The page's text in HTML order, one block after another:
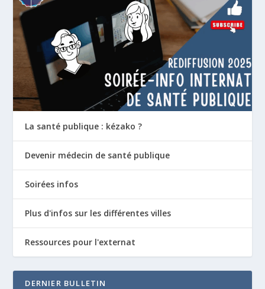
La santé publique : kézako ?
Devenir médecin de santé publique
Soirées infos
Plus d'infos sur les différentes villes
Ressources pour l'externat
DERNIER BULLETIN